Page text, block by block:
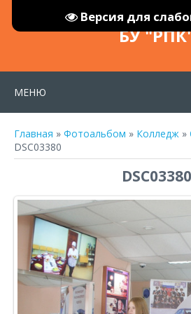
Версия для
БУ
МЕНЮ
Главная » Фотоальбом » Колледж »
DSC03380
DSC03380